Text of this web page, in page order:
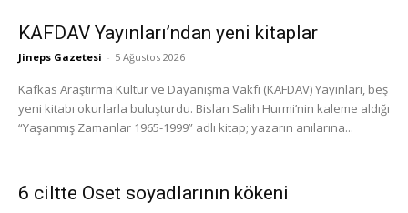
KAFDAV Yayınları’ndan yeni kitaplar
Jineps Gazetesi - 5 Ağustos 2026
Kafkas Araştırma Kültür ve Dayanışma Vakfı (KAFDAV) Yayınları, beş
yeni kitabı okurlarla buluşturdu. Bislan Salih Hurmi’nin kaleme aldığı
“Yaşanmış Zamanlar 1965-1999” adlı kitap; yazarın anılarına...
6 ciltte Oset soyadlarının kökeni